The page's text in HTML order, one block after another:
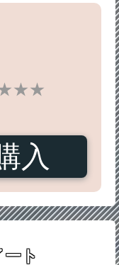
入
ト